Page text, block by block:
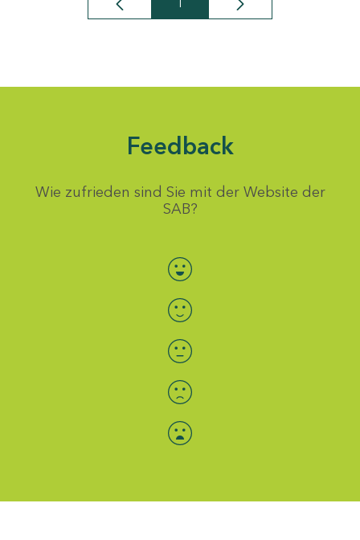
Seite
Feedback
Wie zufrieden sind Sie mit der Website der
SAB?
Bewertung auswählen